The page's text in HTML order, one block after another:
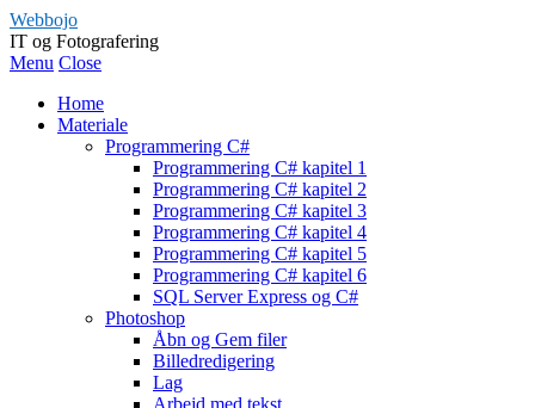
Webbojo
IT og Fotografering
Menu Close
Home
Materiale
Programmering C#
Programmering C# kapitel 1
Programmering C# kapitel 2
Programmering C# kapitel 3
Programmering C# kapitel 4
Programmering C# kapitel 5
Programmering C# kapitel 6
SQL Server Express og C#
Photoshop
Åbn og Gem filer
Billedredigering
Lag
Arbejd med tekst